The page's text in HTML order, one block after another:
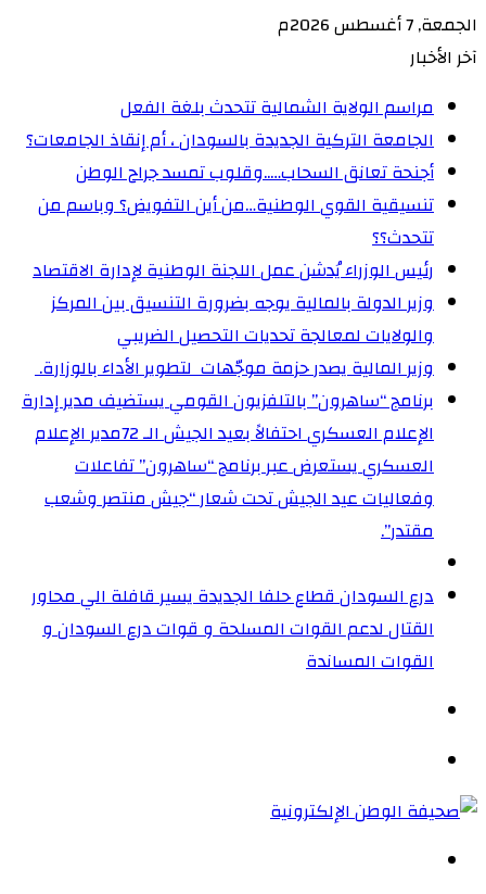
الجمعة, 7 أغسطس 2026م
آخر الأخبار
مراسم الولاية الشمالية تتحدث بلغة الفعل
الجامعة التركية الجديدة بالسودان ، أم إنقاذ الجامعات؟
أجنحة تعانق السحاب…..وقلوب تمسد جراح الوطن
تنسيقية القوي الوطنية…من أين التفويض؟ وباسم من
تتحدث؟؟
رئيس الوزراء يُدشن عمل اللجنة الوطنية لإدارة الاقتصاد
وزير الدولة بالمالية يوجه بضرورة التنسيق بين المركز
والولايات لمعالجة تحديات التحصيل الضريبي‏
وزير المالية يصدر حزمة موجّهات لتطوير الأداء بالوزارة. ‏
برنامج “ساهرون” بالتلفزيون القومي يستضيف مدير إدارة
الإعلام العسكري احتفالاً بعيد الجيش الـ 72‏مدير الإعلام
العسكري يستعرض عبر برنامج “ساهرون” تفاعلات
وفعاليات عيد الجيش تحت شعار “جيش منتصر وشعب
مقتدر”.
درع السودان قطاع حلفا الجديدة يسير قافلة الي محاور
القتال لدعم القوات المسلحة و قوات درع السودان و
القوات المساندة